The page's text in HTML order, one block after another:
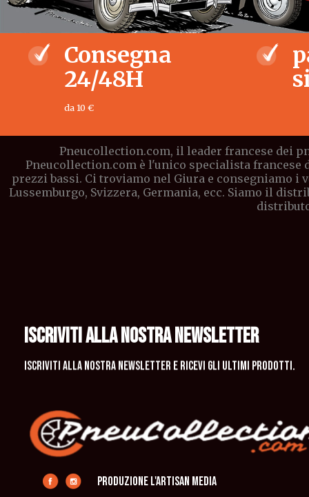
Consegna
24/48H
da 10 €
Pneucollection.com, il leader francese dei
Pneucollection.com è l'unico specialista
prezzi bassi. Ci troviamo nel Giura e consegniamo i
Lussemburgo, Svizzera, Germania, ecc. Siamo il
ISCRIVITI ALLA NOSTRA NEWSLETTER
Iscriviti alla nostra newsletter e ricevi gli ultimi prodotti.
produzione L'Artisan Media